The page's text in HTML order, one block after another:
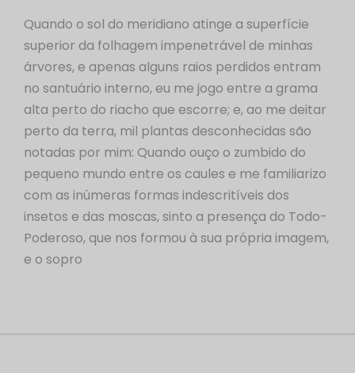
Quando o sol do meridiano atinge a superfície
superior da folhagem impenetrável de minhas
árvores, e apenas alguns raios perdidos entram
no santuário interno, eu me jogo entre a grama
alta perto do riacho que escorre; e, ao me deitar
perto da terra, mil plantas desconhecidas são
notadas por mim: Quando ouço o zumbido do
pequeno mundo entre os caules e me familiarizo
com as inúmeras formas indescritíveis dos
insetos e das moscas, sinto a presença do Todo-
Poderoso, que nos formou à sua própria imagem,
e o sopro